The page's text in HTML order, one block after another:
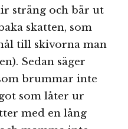
sträng och bär ut
skatten, som
till skivorna man
Sedan säger
brummar inte
som låter ur
med en lång